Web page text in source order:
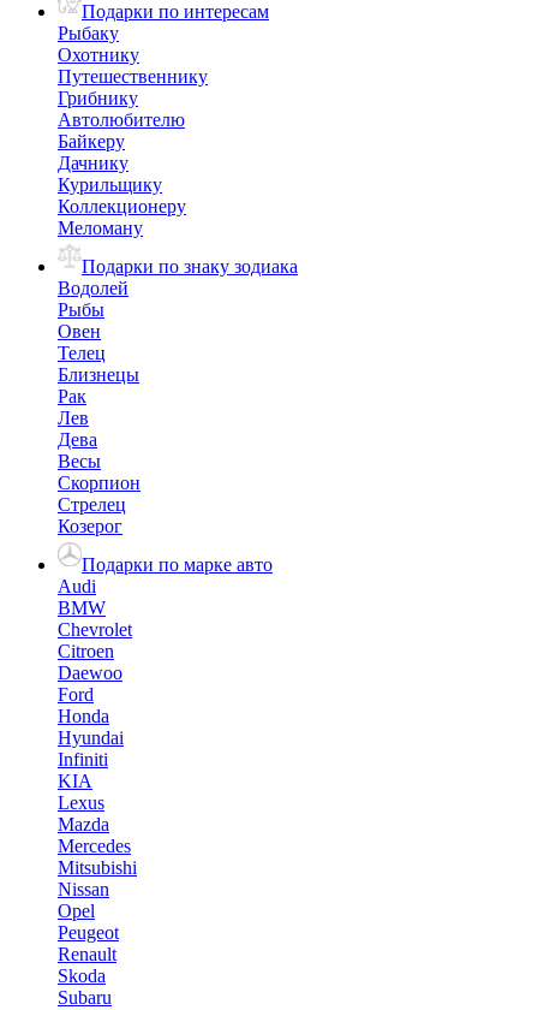
Подарки по интересам
Рыбаку
Охотнику
Путешественнику
Грибнику
Автолюбителю
Байкеру
Дачнику
Курильщику
Коллекционеру
Меломану
Подарки по знаку зодиака
Водолей
Рыбы
Овен
Телец
Близнецы
Рак
Лев
Дева
Весы
Скорпион
Стрелец
Козерог
Подарки по марке авто
Audi
BMW
Chevrolet
Citroen
Daewoo
Ford
Honda
Hyundai
Infiniti
KIA
Lexus
Mazda
Mercedes
Mitsubishi
Nissan
Opel
Peugeot
Renault
Skoda
Subaru